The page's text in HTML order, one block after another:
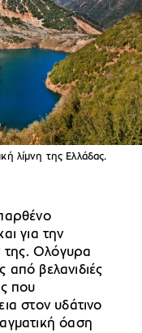
λίμνη της Ελλάδας.
για την
Ολόγυρα
από βελανιδιές
που
στον υδάτινο
όαση